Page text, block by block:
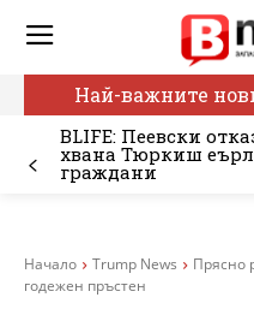
Най-важните
BLIFE: Пеевски
хвана Тюркиш
граждани
Начало Trump News
Прясно
годежен пръстен